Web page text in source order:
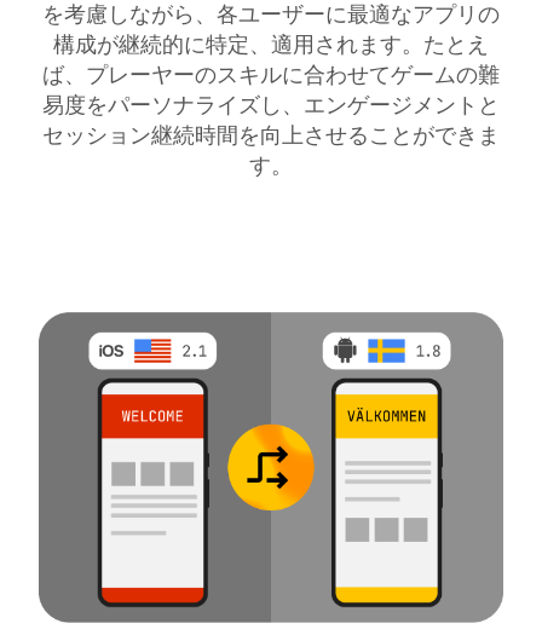
を考慮しながら、各ユーザーに最適なアプリの
構成が継続的に特定、適用されます。たとえ
ば、プレーヤーのスキルに合わせてゲームの難
易度をパーソナライズし、エンゲージメントと
セッション継続時間を向上させることができま
す。